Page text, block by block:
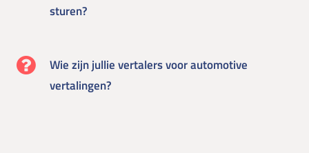
sturen?
Wie zijn jullie vertalers voor automotive
vertalingen?